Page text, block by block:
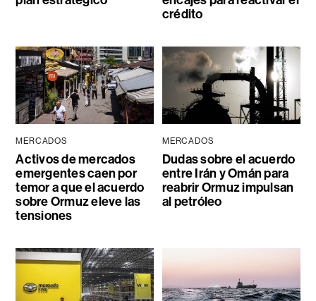
crédito
MERCADOS
Activos de mercados
emergentes caen por
temor a que el acuerdo
sobre Ormuz eleve las
tensiones
MERCADOS
Dudas sobre el acuerdo
entre Irán y Omán para
reabrir Ormuz impulsan
al petróleo